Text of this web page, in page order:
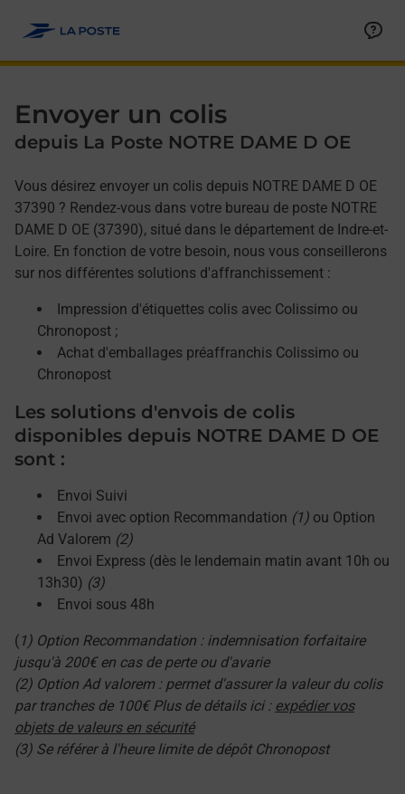
Envoyer un colis
depuis La Poste NOTRE DAME D OE
Vous désirez envoyer un colis depuis NOTRE DAME D OE
37390 ? Rendez-vous dans votre bureau de poste NOTRE
DAME D OE (37390), situé dans le département de Indre-et-
Loire. En fonction de votre besoin, nous vous conseillerons
sur nos différentes solutions d'affranchissement :
Impression d'étiquettes colis avec Colissimo ou
Chronopost ;
Achat d'emballages préaffranchis Colissimo ou
Chronopost
Les solutions d'envois de colis
disponibles depuis NOTRE DAME D OE
sont :
Envoi Suivi
Envoi avec option Recommandation (1) ou Option
Ad Valorem (2)
Envoi Express (dès le lendemain matin avant 10h ou
13h30) (3)
Envoi sous 48h
( 1) Option Recommandation : indemnisation forfaitaire
jusqu'à 200€ en cas de perte ou d'avarie
(2) Option Ad valorem : permet d'assurer la valeur du colis
par tranches de 100€ Plus de détails ici : expédier vos
objets de valeurs en sécurité
(3) Se référer à l'heure limite de dépôt Chronopost